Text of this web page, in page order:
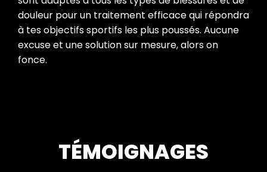
douleur pour un traitement efficace qui répondra
à tes objectifs sportifs les plus poussés. Aucune
excuse et une solution sur mesure, alors on
fonce.
TÉMOIGNAGES